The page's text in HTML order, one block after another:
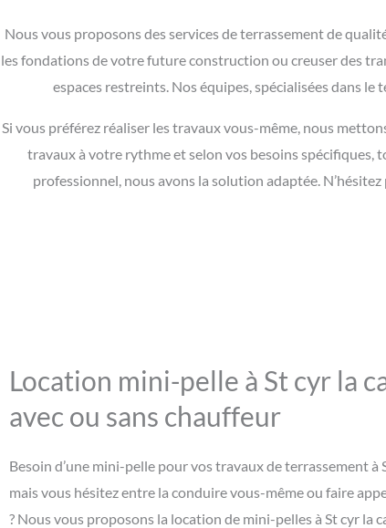
Nous vous proposons des services de terrassement de
les fondations de votre future construction ou creuser des
espaces restreints. Nos équipes, spécialisées dans
Si vous préférez réaliser les travaux vous-même, nous
travaux à votre rythme et selon vos besoins
professionnel, nous avons la solution adaptée.
Location mini-pelle à St cyr la
avec ou sans chauffeur
Besoin d’une mini-pelle pour vos travaux de terrassement à
mais vous hésitez entre la conduire vous-même ou faire
? Nous vous proposons la location de mini-pelles à St cyr la